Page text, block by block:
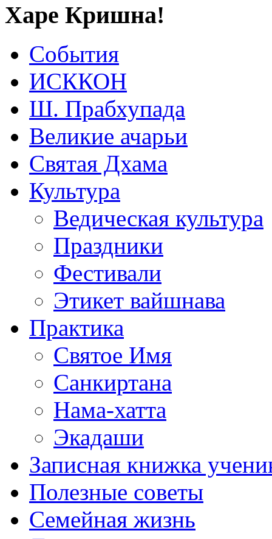
Харе Кришна!
События
ИСККОН
Ш. Прабхупада
Великие ачарьи
Святая Дхама
Культура
Ведическая культура
Праздники
Фестивали
Этикет вайшнава
Практика
Святое Имя
Санкиртана
Нама-хатта
Экадаши
Записная книжка
Полезные советы
Семейная жизнь